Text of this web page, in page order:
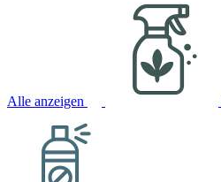
Alle anzeigen